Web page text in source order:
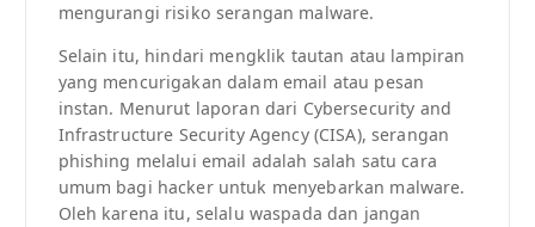
mengurangi risiko serangan malware.
Selain itu, hindari mengklik tautan atau lampiran
yang mencurigakan dalam email atau pesan
instan. Menurut laporan dari Cybersecurity and
Infrastructure Security Agency (CISA), serangan
phishing melalui email adalah salah satu cara
umum bagi hacker untuk menyebarkan malware.
Oleh karena itu, selalu waspada dan jangan